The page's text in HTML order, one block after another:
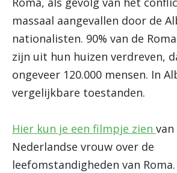
massaal aangevallen door de
nationalisten. 90% van de
zijn uit hun huizen verdreven,
ongeveer 120.000 mensen. In
vergelijkbare toestanden.
Hier kun je een filmpje zien van
Nederlandse vrouw over de
leefomstandigheden van